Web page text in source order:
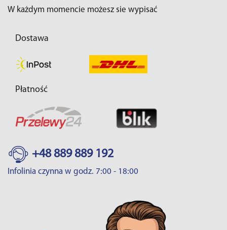
W każdym momencie możesz sie wypisać
Dostawa
Płatność
+48 889 889 192
Infolinia czynna w godz. 7:00 - 18:00